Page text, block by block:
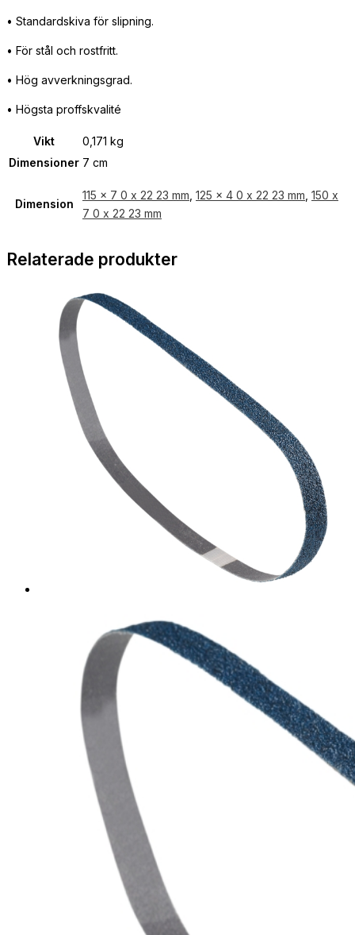
• Standardskiva för slipning.
• För stål och rostfritt.
• Hög avverkningsgrad.
• Högsta proffskvalité
Vikt
0,171 kg
Dimensioner 7 cm
Dimension
115 x 7 0 x 22 23 mm 125 x 4 0 x 22 23 mm 150 x
7 0 x 22 23 mm
Relaterade produkter